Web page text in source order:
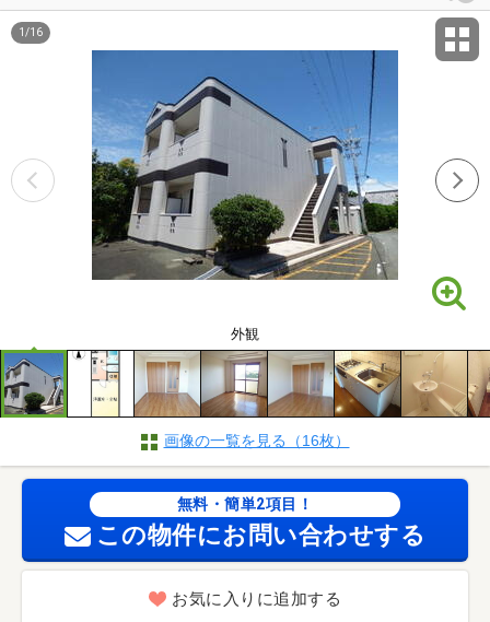
外観
1 /16
画像の一覧を見る（16枚）
無料・簡単2項目！
この物件にお問い合わせする
お気に入りに追加する